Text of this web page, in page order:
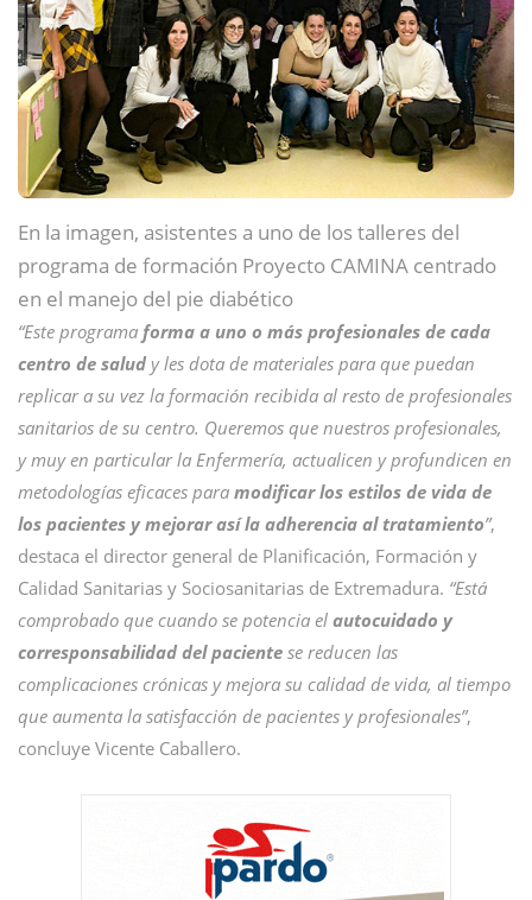
En la imagen, asistentes a uno de los talleres del
programa de formación Proyecto CAMINA centrado
en el manejo del pie diabético
“Este programa forma a uno o más profesionales de cada
centro de saludy les dota de materiales para que puedan
replicar a su vez la formación recibida al resto de profesionales
sanitarios de su centro. Queremos que nuestros profesionales,
y muy en particular la Enfermería, actualicen y profundicen en
metodologías eficaces para modificar los estilos de vida de
los pacientes y mejorar así la adherencia al tratamiento”,
destaca el director general de Planificación, Formación y
Calidad Sanitarias y Sociosanitarias de Extremadura. “Está
comprobado que cuando se potencia el autocuidado y
corresponsabilidad del paciente se reducen las
complicaciones crónicas y mejora su calidad de vida, al tiempo
que aumenta la satisfacción de pacientes y profesionales”,
concluye Vicente Caballero.